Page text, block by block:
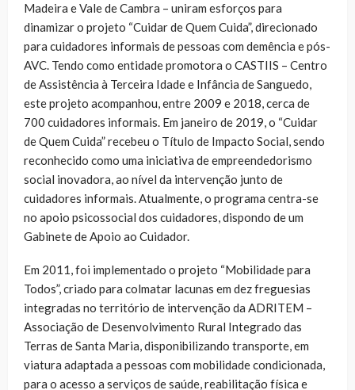
Madeira e Vale de Cambra – uniram esforços para
dinamizar o projeto “Cuidar de Quem Cuida”, direcionado
para cuidadores informais de pessoas com demência e pós-
AVC. Tendo como entidade promotora o CASTIIS – Centro
de Assistência à Terceira Idade e Infância de Sanguedo,
este projeto acompanhou, entre 2009 e 2018, cerca de
700 cuidadores informais. Em janeiro de 2019, o “Cuidar
de Quem Cuida” recebeu o Título de Impacto Social, sendo
reconhecido como uma iniciativa de empreendedorismo
social inovadora, ao nível da intervenção junto de
cuidadores informais. Atualmente, o programa centra-se
no apoio psicossocial dos cuidadores, dispondo de um
Gabinete de Apoio ao Cuidador.
Em 2011, foi implementado o projeto “Mobilidade para
Todos”, criado para colmatar lacunas em dez freguesias
integradas no território de intervenção da ADRITEM –
Associação de Desenvolvimento Rural Integrado das
Terras de Santa Maria, disponibilizando transporte, em
viatura adaptada a pessoas com mobilidade condicionada,
para o acesso a serviços de saúde, reabilitação física e